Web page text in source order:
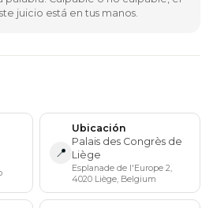
juicio está en tus manos.
📍
Ubicación
Palais des Congrès de
Liège
Esplanade de l'Europe 2,
4020 Liège, Belgium